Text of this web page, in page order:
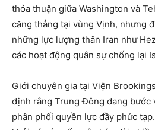
thỏa thuận giữa Washington và
căng thẳng tại vùng Vịnh, nhưng
những lực lượng thân Iran như
các hoạt động quân sự chống lại
Giới chuyên gia tại Viện
định rằng Trung Đông đang bước
phân phối quyền lực đầy phức